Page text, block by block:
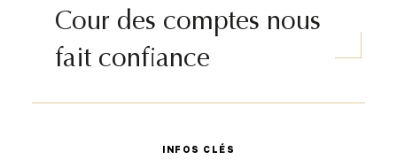
Cour des comptes nous
fait confiance
INFOS CLÉS